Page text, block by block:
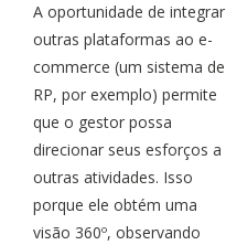
A oportunidade de integrar
outras plataformas ao e-
commerce (um sistema de
RP, por exemplo) permite
que o gestor possa
direcionar seus esforços a
outras atividades. Isso
porque ele obtém uma
visão 360º, observando